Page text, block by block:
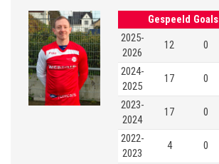
Gespeeld Goals
2025-
2026
12 0
2024-
2025
17 0
2023-
2024
17 0
2022-
2023
4 0